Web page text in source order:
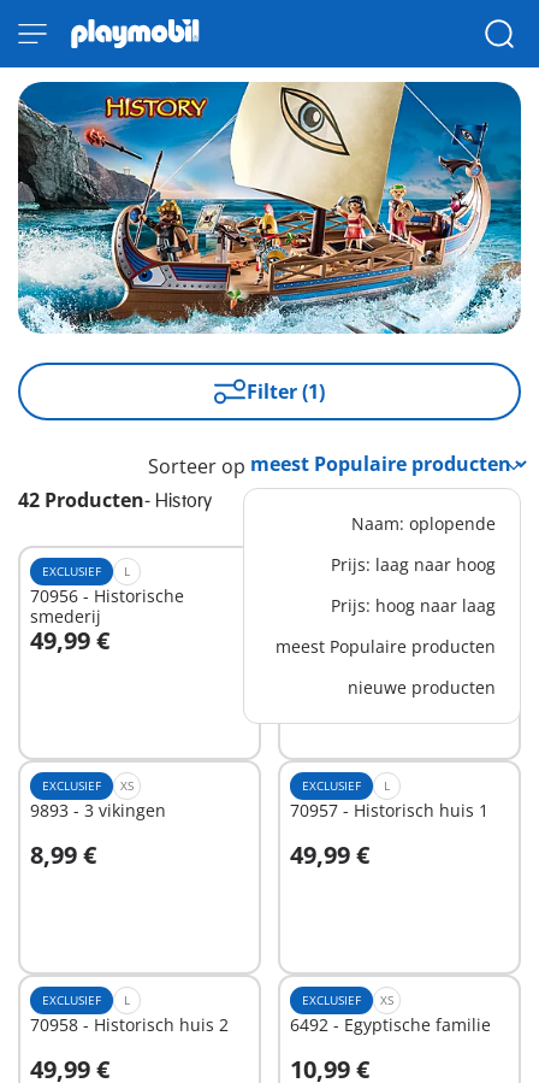
Filter (1)
42 Producten- History
Sorteer op
Naam: oplopende
Prijs: laag naar hoog
Prijs: hoog naar laag
meest Populaire producten
nieuwe producten
EXCLUSIEF L
70956 - Historische
smederij
49,99 €
In winkelwagen
EXCLUSIEF M
6464 - Middeleeuwse
vrijbuiters
39,99 €
In winkelwagen
EXCLUSIEF XS
9893 - 3 vikingen
8,99 €
In winkelwagen
EXCLUSIEF L
70957 - Historisch huis 1
49,99 €
In winkelwagen
EXCLUSIEF L
70958 - Historisch huis 2
49,99 €
EXCLUSIEF XS
6492 - Egyptische familie
10,99 €